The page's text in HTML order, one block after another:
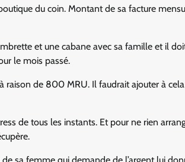
du coin. Montant de sa facture
et une cabane avec sa famille et il
le mois passé.
de 800 MRU. Il faudrait ajouter à
de tous les instants. Et pour ne rien